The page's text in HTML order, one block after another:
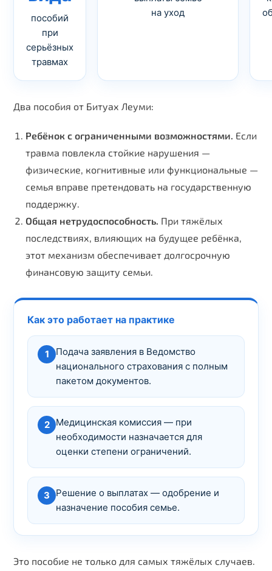
пособий
при
серьёзных
травмах
на уход
Два пособия от Битуах Леуми:
Ребёнок с ограниченными возможностями. Если
травма повлекла стойкие нарушения —
физические, когнитивные или функциональные —
семья вправе претендовать на государственную
поддержку.
Общая нетрудоспособность. При тяжёлых
последствиях, влияющих на будущее ребёнка,
этот механизм обеспечивает долгосрочную
финансовую защиту семьи.
Как это работает на практике
1
Подача заявления в Ведомство
национального страхования с полным
пакетом документов.
2 Медицинская комиссия — при
необходимости назначается для
оценки степени ограничений.
3
Решение о выплатах — одобрение и
назначение пособия семье.
Это пособие не только для самых тяжёлых случаев.